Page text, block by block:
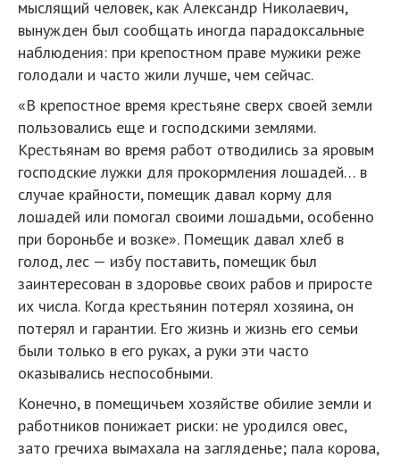
мыслящий человек, как Александр Николаевич,
вынужден был сообщать иногда парадоксальные
наблюдения: при крепостном праве мужики реже
голодали и часто жили лучше, чем сейчас.
«В крепостное время крестьяне сверх своей земли
пользовались еще и господскими землями.
Крестьянам во время работ отводились за яровым
господские лужки для прокормления лошадей… в
случае крайности, помещик давал корму для
лошадей или помогал своими лошадьми, особенно
при бороньбе и возке». Помещик давал хлеб в
голод, лес — избу поставить, помещик был
заинтересован в здоровье своих рабов и приросте
их числа. Когда крестьянин потерял хозяина, он
потерял и гарантии. Его жизнь и жизнь его семьи
были только в его руках, а руки эти часто
оказывались неспособными.
Конечно, в помещичьем хозяйстве обилие земли и
работников понижает риски: не уродился овес,
зато гречиха вымахала на загляденье; пала корова,